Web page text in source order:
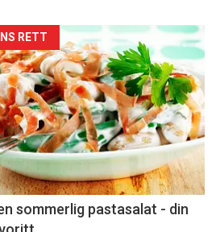
RETT
sommerlig pastasalat - din